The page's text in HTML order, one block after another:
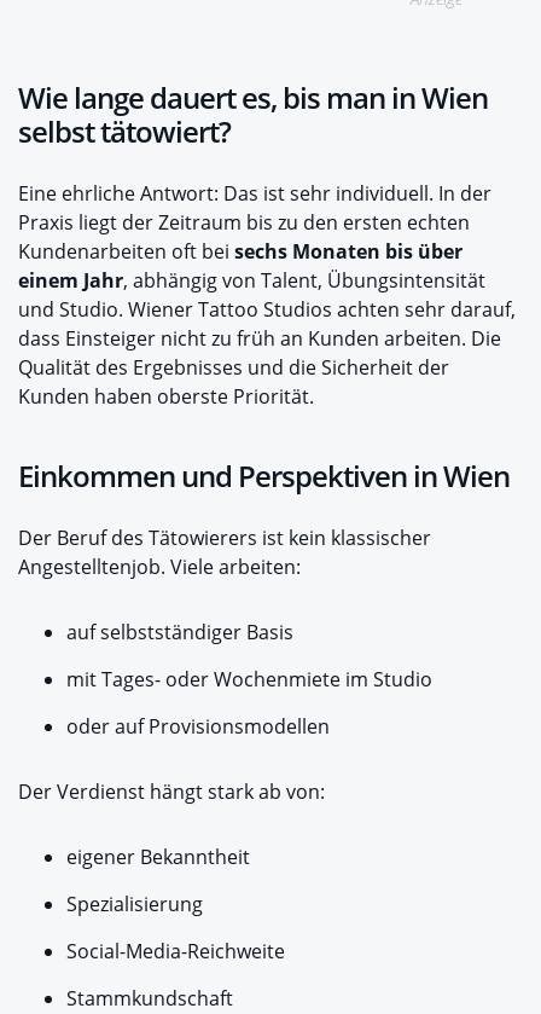
Wie lange dauert es, bis man in Wien
selbst tätowiert?
Eine ehrliche Antwort: Das ist sehr individuell. In der
Praxis liegt der Zeitraum bis zu den ersten echten
Kundenarbeiten oft bei sechs Monaten bis über
einem Jahr, abhängig von Talent, Übungsintensität
und Studio. Wiener Tattoo Studios achten sehr darauf,
dass Einsteiger nicht zu früh an Kunden arbeiten. Die
Qualität des Ergebnisses und die Sicherheit der
Kunden haben oberste Priorität.
Einkommen und Perspektiven in Wien
Der Beruf des Tätowierers ist kein klassischer
Angestelltenjob. Viele arbeiten:
auf selbstständiger Basis
mit Tages- oder Wochenmiete im Studio
oder auf Provisionsmodellen
Der Verdienst hängt stark ab von:
eigener Bekanntheit
Spezialisierung
Social-Media-Reichweite
Stammkundschaft